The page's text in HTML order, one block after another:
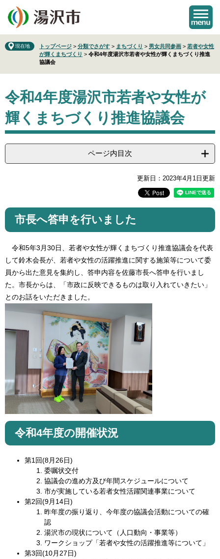
の
先
ー
を
本
へ
現在地 トップページ > 分類でさがす > まちづくり > 男女共同参画 > 若者や女性
が輝くまちづくり > 令和4年度湯沢市若者や女性が輝くまちづくり推進
協議会
文
令和4年度湯沢市若者や女性が
輝くまちづくり推進協議会
ページ内目次
更新日：2023年4月1日更新
市長へ答申を行いました
令和5年3月30日、若者や女性が輝くまちづくり推進協議会を代表
して鈴木会長が、若者や女性の活躍推進に関する施策等について委
員から出た意見を集約し、答申内容を佐藤市長へ答申を行いまし
た。市長からは、「市政に反映できるものは取り入れていきたい」
とのお話をいただきました。
令和4年度の開催状況
第1回(8月26日)
委嘱状交付
協議会の進め方及び年間スケジュールについて
市が実施している若者女性活躍関連事業について
第2回(9月14日)
昨年度の振り返り、今年度の協議会活動についての確
認
湯沢市の現状について（人口動向・事業等）
ワークショップ「若者や女性の活躍推進等について」
第3回(10月27日)